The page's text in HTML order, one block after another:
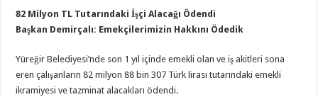
82 Milyon TL Tutarındaki İşçi Alacağı Ödendi
Başkan Demirçalı: Emekçilerimizin Hakkını Ödedik
Yüreğir Belediyesi’nde son 1 yıl içinde emekli olan ve iş akitleri sona
eren çalışanların 82 milyon 88 bin 307 Türk lirası tutarındaki emekli
ikramiyesi ve tazminat alacakları ödendi.